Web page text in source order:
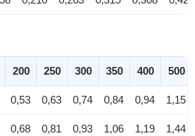
200 250 300 350 400 500
0,53 0,63 0,74 0,84 0,94 1,15
0,68 0,81 0,93 1,06 1,19 1,44